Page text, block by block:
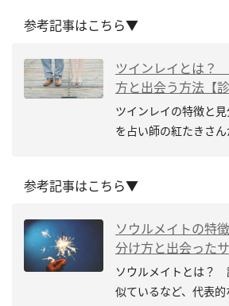
参考記事はこちら▼
ツインレイとは？
方と出会う方法【診
ツインレイの特徴と
を占い師の紅たきさん
参考記事はこちら▼
ソウルメイトの特
分け方と出会った
ソウルメイトとは？
似ているなど、代表